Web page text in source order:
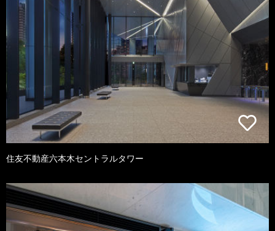
住友不動産六本木セントラルタワー